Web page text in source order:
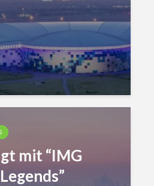
mit “IMG